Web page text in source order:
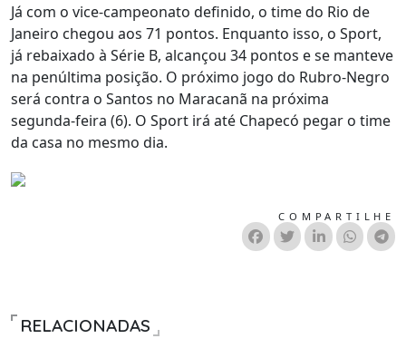
Já com o vice-campeonato definido, o time do Rio de
Janeiro chegou aos 71 pontos. Enquanto isso, o Sport,
já rebaixado à Série B, alcançou 34 pontos e se manteve
na penúltima posição. O próximo jogo do Rubro-Negro
será contra o Santos no Maracanã na próxima
segunda-feira (6). O Sport irá até Chapecó pegar o time
da casa no mesmo dia.
COMPARTILHE
RELACIONADAS